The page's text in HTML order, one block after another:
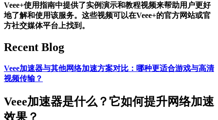
Veee+使用指南中提供了实例演示和教程视频来帮助用户更好
地了解和使用该服务。这些视频可以在Veee+的官方网站或官
方社交媒体平台上找到。
Recent Blog
Veee加速器与其他网络加速方案对比：哪种更适合游戏与高清
视频传输？
Veee加速器是什么？它如何提升网络加速
效果？